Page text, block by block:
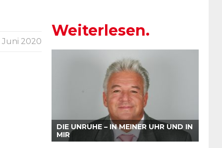
Juni 2020
Weiterlesen.
DIE UNRUHE – IN MEINER UHR UND IN
MIR